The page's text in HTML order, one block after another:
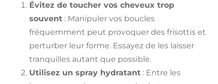
Évitez de toucher vos cheveux trop
souvent : Manipuler vos boucles
fréquemment peut provoquer des frisottis et
perturber leur forme. Essayez de les laisser
tranquilles autant que possible.
Utilisez un spray hydratant : Entre les